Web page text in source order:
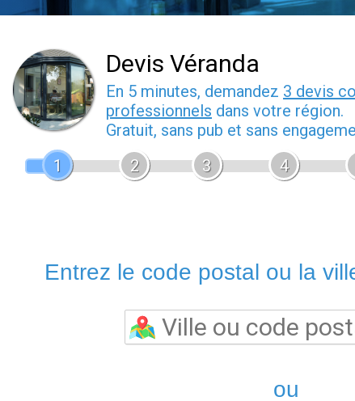
Devis Véranda
En 5 minutes, demandez 3 devis
professionnels dans votre région.
Gratuit, sans pub et sans
1
2 3 4
Entrez le code postal ou la
ou